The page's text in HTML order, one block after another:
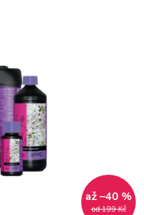
od 199 Kč
až –40 %